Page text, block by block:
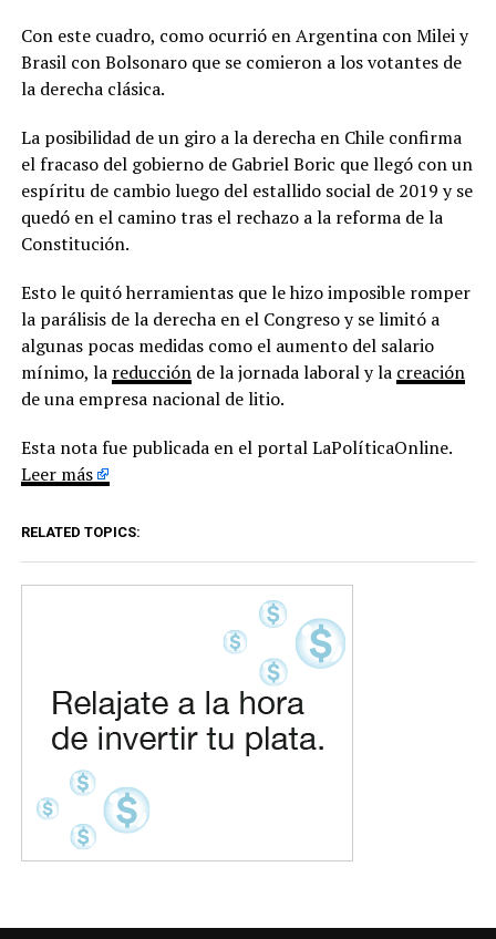
Con este cuadro, como ocurrió en Argentina con Milei y
Brasil con Bolsonaro que se comieron a los votantes de
la derecha clásica.
La posibilidad de un giro a la derecha en Chile confirma
el fracaso del gobierno de Gabriel Boric que llegó con un
espíritu de cambio luego del estallido social de 2019 y se
quedó en el camino tras el rechazo a la reforma de la
Constitución.
Esto le quitó herramientas que le hizo imposible romper
la parálisis de la derecha en el Congreso y se limitó a
algunas pocas medidas como el aumento del salario
mínimo, la reducciónde la jornada laboral y la creación
de una empresa nacional de litio.
Esta nota fue publicada en el portal LaPolíticaOnline.
Leer más
RELATED TOPICS: